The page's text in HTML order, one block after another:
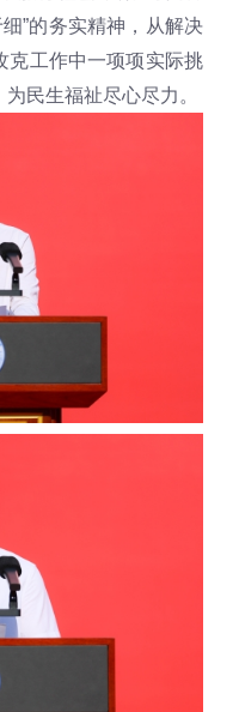
”的务实精神，从解决
克工作中一项项实际挑
民生福祉尽心尽力。